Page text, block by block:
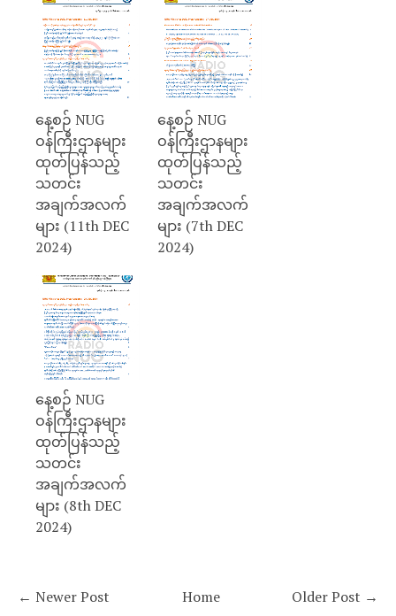
နေ့စဉ် NUG
ဝန်ကြီးဌာနများ
ထုတ်ပြန်သည့်
သတင်း
အချက်အလက်
များ (11th DEC
2024)
နေ့စဉ် NUG
ဝန်ကြီးဌာနများ
ထုတ်ပြန်သည့်
သတင်း
အချက်အလက်
များ (7th DEC
2024)
နေ့စဉ် NUG
ဝန်ကြီးဌာနများ
ထုတ်ပြန်သည့်
သတင်း
အချက်အလက်
များ (8th DEC
2024)
← Newer Post Older Post →
Home